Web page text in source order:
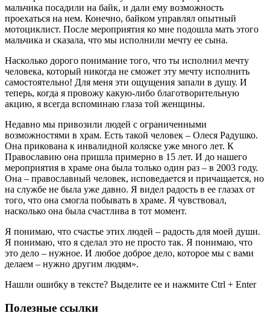
мальчика посадили на байк, и дали ему возможность
проехаться на нем. Конечно, байком управлял опытный
мотоциклист. После мероприятия ко мне подошла мать этого
мальчика и сказала, что мы исполнили мечту ее сына.
Насколько дорого понимание того, что ты исполнил мечту
человека, который никогда не сможет эту мечту исполнить
самостоятельно! Для меня эти ощущения запали в душу. И
теперь, когда я провожу какую-либо благотворительную
акцию, я всегда вспоминаю глаза той женщины.
Недавно мы привозили людей с ограниченными
возможностями в храм. Есть такой человек – Олеся Радушко.
Она прикована к инвалидной коляске уже много лет. К
Православию она пришла примерно в 15 лет. И до нашего
мероприятия в храме она была только один раз – в 2003 году.
Она – православный человек, исповедается и причащается, но
на службе не была уже давно. Я видел радость в ее глазах от
того, что она смогла побывать в храме. Я чувствовал,
насколько она была счастлива в тот момент.
Я понимаю, что счастье этих людей – радость для моей души.
Я понимаю, что я сделал это не просто так. Я понимаю, что
это дело – нужное. И любое доброе дело, которое мы с вами
делаем – нужно другим людям».
Нашли ошибку в тексте? Выделите ее и нажмите Ctrl + Enter
Полезные ссылки